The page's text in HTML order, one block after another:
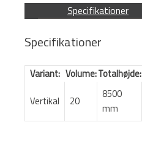
Specifikationer
Specifikationer
Variant: Volume:Totalhøjde:
Vertikal
20
8500
mm